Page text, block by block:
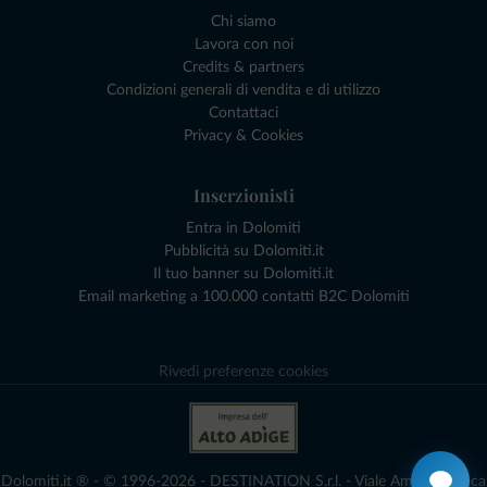
Chi siamo
Lavora con noi
Credits & partners
Condizioni generali di vendita e di utilizzo
Contattaci
Privacy & Cookies
Inserzionisti
Entra in Dolomiti
Pubblicità su Dolomiti.it
Il tuo banner su Dolomiti.it
Email marketing a 100.000 contatti B2C Dolomiti
Rivedi preferenze cookies
Dolomiti.it ® - © 1996-2026 - DESTINATION S.r.l. - Viale Amedeo Duca